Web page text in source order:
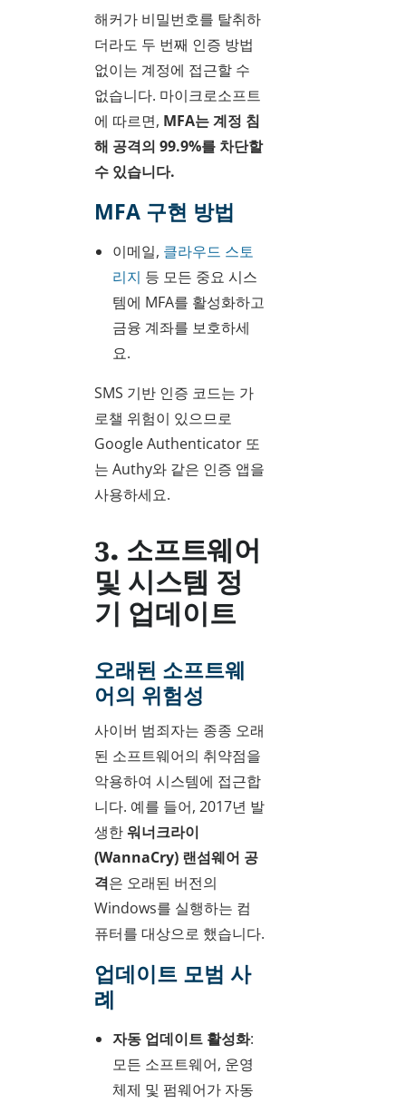
해커가 비밀번호를 탈취하
더라도 두 번째 인증 방법
없이는 계정에 접근할 수
없습니다. 마이크로소프트
에 따르면, MFA는 계정 침
해 공격의 99.9%를 차단할
수 있습니다.
MFA 구현 방법
이메일, 클라우드 스토
리지 등 모든 중요 시스
템에 MFA를 활성화하고
금융 계좌를 보호하세
요.
SMS 기반 인증 코드는 가
로챌 위험이 있으므로
Google Authenticator 또
는 Authy와 같은 인증 앱을
사용하세요.
3. 소프트웨어
및 시스템 정
기 업데이트
오래된 소프트웨
어의 위험성
사이버 범죄자는 종종 오래
된 소프트웨어의 취약점을
악용하여 시스템에 접근합
니다. 예를 들어, 2017년 발
생한워너크라이
(WannaCry) 랜섬웨어 공
격은 오래된 버전의
Windows를 실행하는 컴
퓨터를 대상으로 했습니다.
업데이트 모범 사
례
자동 업데이트 활성화:
모든 소프트웨어, 운영
체제 및 펌웨어가 자동